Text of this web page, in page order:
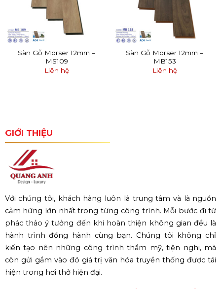
Sàn Gỗ Morser 12mm –
MS109
Liên hệ
Sàn Gỗ Morser 12mm –
MB153
Liên hệ
GIỚI THIỆU
Với chúng tôi, khách hàng luôn là trung tâm và là nguồn
cảm hứng lớn nhất trong từng công trình. Mỗi bước đi từ
phác thảo ý tưởng đến khi hoàn thiện không gian đều là
hành trình đồng hành cùng bạn. Chúng tôi không chỉ
kiến tạo nên những công trình thẩm mỹ, tiện nghi, mà
còn gửi gắm vào đó giá trị văn hóa truyền thống được tái
hiện trong hơi thở hiện đại.